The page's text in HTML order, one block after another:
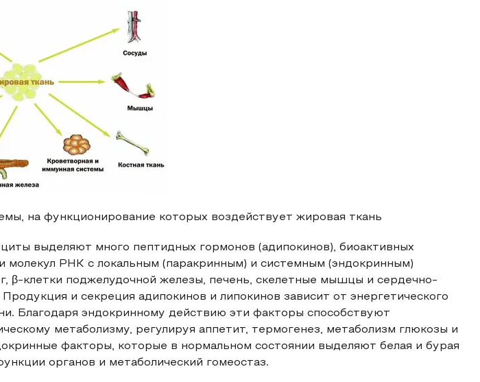
на функционирование которых воздействует жировая ткань
выделяют много пептидных гормонов (адипокинов), биоактивных
молекул PHK с локальным (паракринным) и системным (эндокринным)
β-клетки поджелудочной железы, печень, скелетные мышцы и сердечно-
и секреция адипокинов и липокинов зависит от энергетического
Благодаря эндокринному действию эти факторы способствуют
метаболизму, регулируя аппетит, термогенез, метаболизм глюкозы и
факторы, которые в нормальном состоянии выделяют белая и бурая
органов и метаболический гомеостаз.